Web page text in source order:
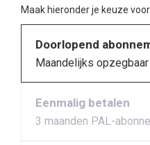
Maak hieronder je keuze
Doorlopend
Maandelijks opzegbaar
Eenmalig betalen
3 maanden PAL-